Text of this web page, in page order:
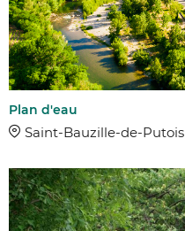
Plan d'eau
Saint-Bauzille-de-Putois